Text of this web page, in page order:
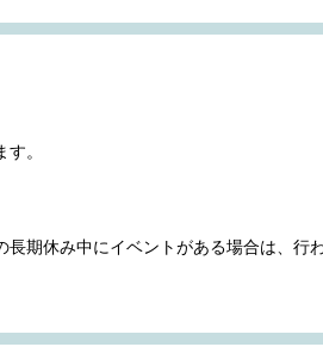
。
期休み中にイベントがある場合は、行